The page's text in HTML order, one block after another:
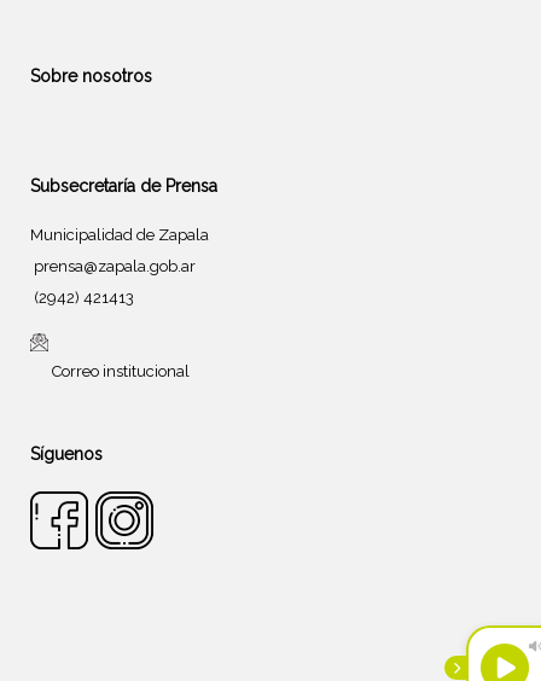
Sobre nosotros
Subsecretaría de Prensa
Municipalidad de Zapala
prensa@zapala.gob.ar
(2942) 421413
Correo institucional
Síguenos